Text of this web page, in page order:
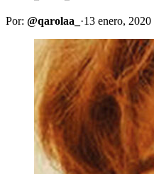
Por: @qarolaa_ ·13 enero, 2020